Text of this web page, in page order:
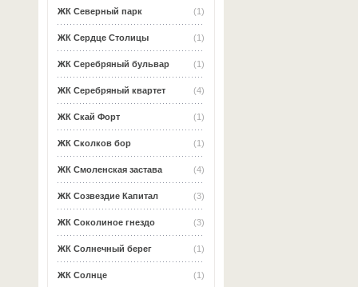
(1)
ЖК Северный парк
(1)
ЖК Сердце Столицы
(1)
ЖК Серебряный бульвар
(4)
ЖК Серебряный квартет
(1)
ЖК Скай Форт
(1)
ЖК Сколков бор
(4)
ЖК Смоленская застава
(3)
ЖК Созвездие Капитал
(3)
ЖК Соколиное гнездо
(1)
ЖК Солнечный берег
(1)
ЖК Солнце